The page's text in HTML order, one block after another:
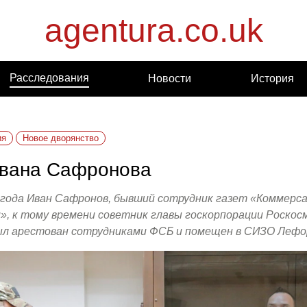
agentura.co.uk
Расследования Новости История
Новое дворянство
Сафронова
Иван Сафронов, бывший сотрудник газет
к тому времени советник главы госкорпорации
арестован сотрудниками ФСБ и помещен в СИЗО